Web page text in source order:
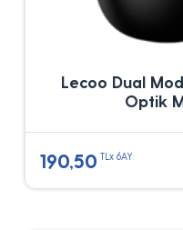
Lecoo Dual
Optik
190,50 TLx 6AY